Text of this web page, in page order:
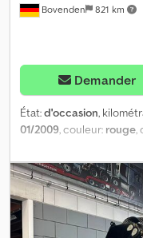
Bovenden 821 km
Demander
État:d'occasion,
01/2009, couleur: rouge,
,
du véhicule : Bovenden,
hydraulique 2 points, 1
charge : 2 m - 3000 kg,
kg, 5,4 m - 1160 kg !
SANS GARANTIE, sous